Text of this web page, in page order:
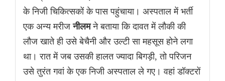
के निजी चिकित्सकों के पास पहुंचाया। अस्पताल में भर्ती
एक अन्य मरीजनीलमने बताया कि दावत में लौकी की
लौज खाते ही उसे बेचैनी और उल्टी सा महसूस होने लगा
था। रात में जब उसकी हालत ज्यादा बिगड़ी, तो परिजन
उसे तुरंत गवां के एक निजी अस्पताल ले गए। वहां डॉक्टरों